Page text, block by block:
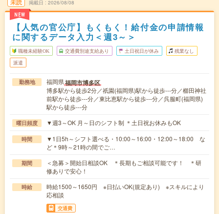
未読
NEW
掲載日 2026/08/08
【人気の官公庁】もくもく！給付金の申請情報
に関するデータ入力＜週3～＞
職種未経験OK 交通費別途支給あり 土日祝日が休み 残業なし
派遣
勤務地 福岡県福岡市博多区
博多駅から徒歩2分／祇園(福岡県)駅から徒歩---分／櫛田神社
前駅から徒歩---分／東比恵駅から徒歩---分／呉服町(福岡県)
駅から徒歩---分
曜日頻度 ▼週3～OK 月～日のシフト制 ＊土日祝お休みもOK
時間
▼1日5h～シフト選べる・10:00～16:00・12:00～18:00 な
ど＊9時～21時の間でご…
期間
＜急募＞開始日相談OK ＊長期もご相談可能です！ ＊研
修ありで安心！
時給
時給1500～1650円 ※日払いOK(規定あり) ※スキルにより
応相談
交通費